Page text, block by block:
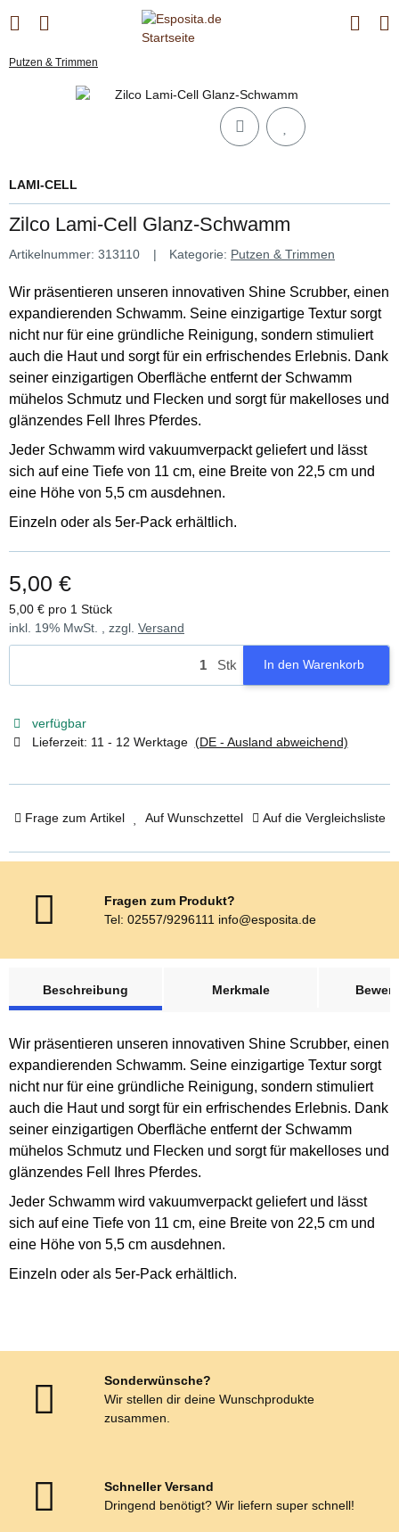
Putzen & Trimmen
LAMI-CELL
Zilco Lami-Cell Glanz-Schwamm
Artikelnummer: 313110 Kategorie: Putzen & Trimmen
Wir präsentieren unseren innovativen Shine Scrubber, einen
expandierenden Schwamm. Seine einzigartige Textur sorgt
nicht nur für eine gründliche Reinigung, sondern stimuliert
auch die Haut und sorgt für ein erfrischendes Erlebnis. Dank
seiner einzigartigen Oberfläche entfernt der Schwamm
mühelos Schmutz und Flecken und sorgt für makelloses und
glänzendes Fell Ihres Pferdes.
Jeder Schwamm wird vakuumverpackt geliefert und lässt
sich auf eine Tiefe von 11 cm, eine Breite von 22,5 cm und
eine Höhe von 5,5 cm ausdehnen.
Einzeln oder als 5er-Pack erhältlich.
5,00 €
5,00 € pro 1 Stück
inkl. 19% MwSt. , zzgl. Versand
Stk In den Warenkorb
verfügbar
Lieferzeit: 11 - 12 Werktage (DE - Ausland abweichend)
Frage zum Artikel Auf Wunschzettel Auf die Vergleichsliste
Fragen zum Produkt?
Tel: 02557/9296111 info@esposita.de
Beschreibung
Merkmale
Wir präsentieren unseren innovativen Shine Scrubber, einen
expandierenden Schwamm. Seine einzigartige Textur sorgt
nicht nur für eine gründliche Reinigung, sondern stimuliert
auch die Haut und sorgt für ein erfrischendes Erlebnis. Dank
seiner einzigartigen Oberfläche entfernt der Schwamm
mühelos Schmutz und Flecken und sorgt für makelloses und
glänzendes Fell Ihres Pferdes.
Jeder Schwamm wird vakuumverpackt geliefert und lässt
sich auf eine Tiefe von 11 cm, eine Breite von 22,5 cm und
eine Höhe von 5,5 cm ausdehnen.
Einzeln oder als 5er-Pack erhältlich.
Sonderwünsche?
Wir stellen dir deine Wunschprodukte
zusammen.
Schneller Versand
Dringend benötigt? Wir liefern super schnell!